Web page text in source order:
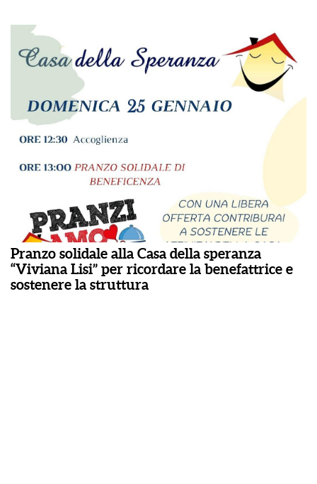
Pranzo solidale alla Casa della speranza
“Viviana Lisi” per ricordare la benefattrice e
sostenere la struttura